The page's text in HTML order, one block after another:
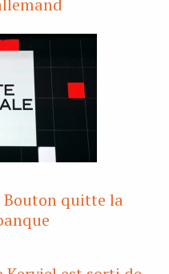
Bouton quitte la